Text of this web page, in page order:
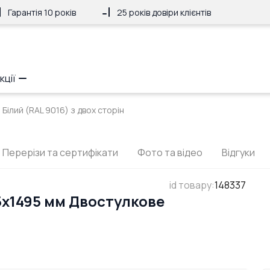
Гарантія 10 років 25 років довіри клієнтів
(RAL 9016) з двох сторін
Перерізи та сертифікати Фото та відео Відгуки
id товару:148337
мм Двостулкове